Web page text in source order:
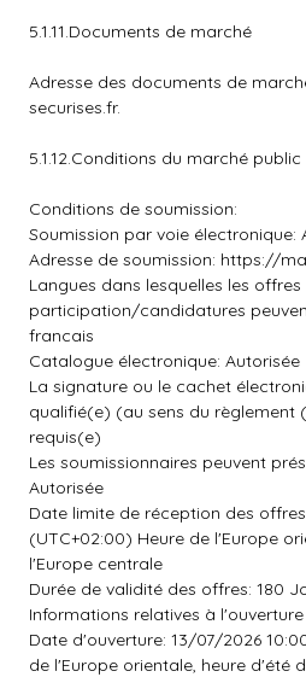
5.1.11.Documents de marché
Adresse des documents de
securises.fr.
5.1.12.Conditions du marché public
Conditions de soumission:
Soumission par voie électronique:
Adresse de soumission: https://
Langues dans lesquelles les
participation/candidatures
francais
Catalogue électronique: Autorisée
La signature ou le cachet
qualifié(e) (au sens du règlement
requis(e)
Les soumissionnaires peuvent
Autorisée
Date limite de réception des
(UTC+02:00) Heure de l'Europe
l'Europe centrale
Durée de validité des offres: 180
Informations relatives à
Date d'ouverture: 13/07/2026
de l'Europe orientale, heure d'été